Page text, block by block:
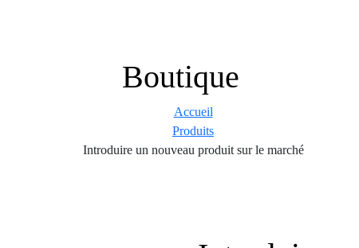
Boutique
Accueil
Produits
Introduire un nouveau produit sur le marché